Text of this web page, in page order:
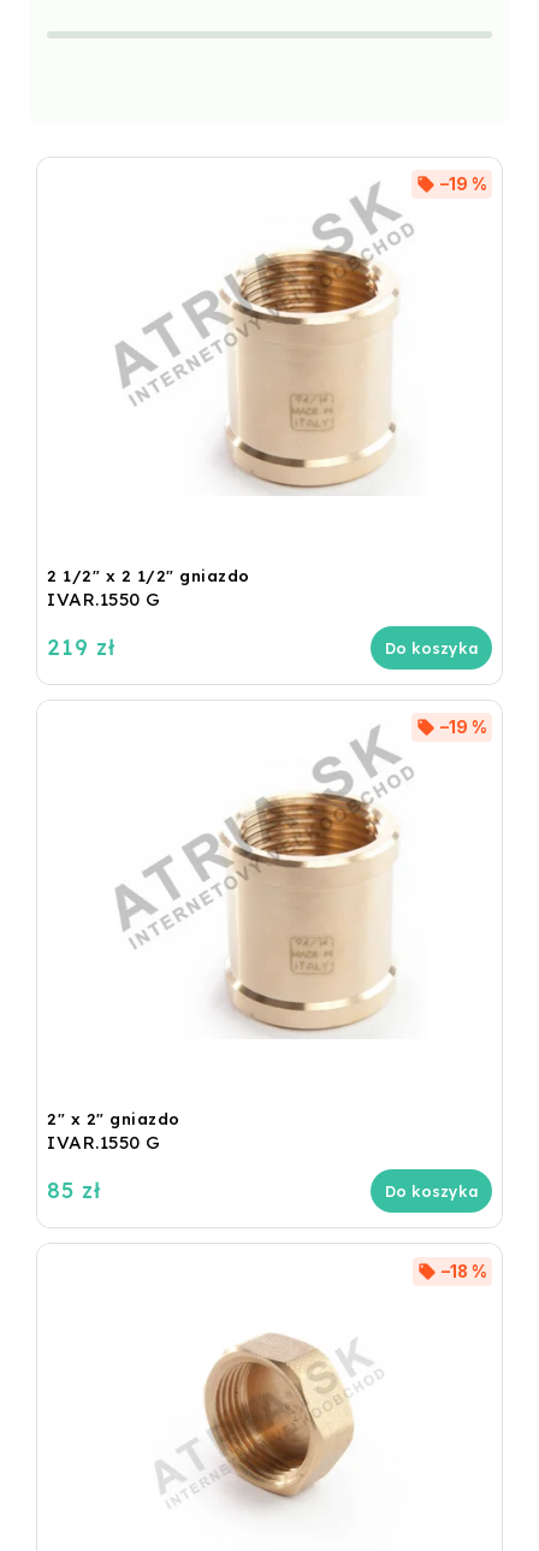
Alfabetycznie
2 1/2" x 2 1/2" gniazdo
IVAR.1550 G
–19 %
219 zł Do koszyka
2" x 2" gniazdo
IVAR.1550 G
–19 %
85 zł Do koszyka
–18 %